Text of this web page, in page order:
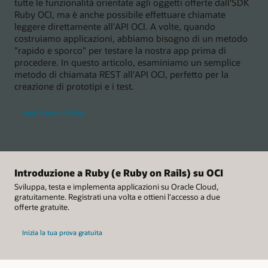
tutte le funzionalità orientate agli oggetti offerte dall'SDK
Ruby OCI, ma è anche possibile effettuare chiamate
leggere direttamente all'API OCI. A volte, quando
costruiamo applicazioni, abbiamo bisogno di un metodo
"rapido e sporco" per testare la nostra app prima di
procedere. In questo articolo, esaminiamo un semplice
metodo di chiamata REST all'API OCI, perfetto per la
creazione di prototipi e i test.
Leggi il post del blog
Introduzione a Ruby (e Ruby on Rails) su OCI
Sviluppa, testa e implementa applicazioni su Oracle Cloud,
gratuitamente. Registrati una volta e ottieni l'accesso a due
offerte gratuite.
Inizia la tua prova gratuita